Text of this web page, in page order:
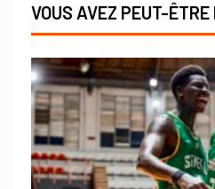
VOUS AVEZ PEUT-ÊTRE